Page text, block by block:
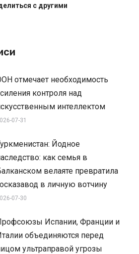
с другими
отмечает необходимость
контроля над
интеллектом
07-31
Йодное
как семья в
велаяте превратила
в личную вотчину
07-30
Испании, Франции и
объединяются перед
ультраправой угрозы